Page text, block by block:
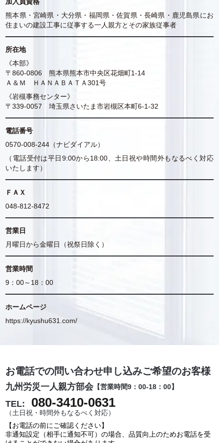
熊本県・宮崎県・大分県・福岡県・佐賀県・長崎県・鹿児島県にお
住まいの建設工事に従事する一人親方とその家族従事者
所在地
《本部》
〒860-0806 熊本県熊本市中央区花畑町1-14
Ａ＆Ｍ ＨＡＮＡＢＡＴＡ301号
《岩槻事務センター》
〒339-0057 埼玉県さいたま市岩槻区本町6-1-32
電話番号
0570-008-244（ナビダイアル）
（電話受付は平日9:00から18:00、土日祝や時間外もなるべく対応
いたします）
ＦＡＸ
048-812-8472
営業日
月曜日から金曜日（祝祭日除く）
営業時間
9：00～18：00
ホームページ
https://kyushu631.com/
お電話での問い合わせ申し込みご希望のお客様
九州労災一人親方部会【営業時間9：00-18：00】
TEL: 080-3410-0631
（土日祝・時間外もなるべく対応）
【お電話の前にご確認ください】
非通知設定（相手に通知不可）の場合、品質向上のためお電話を受